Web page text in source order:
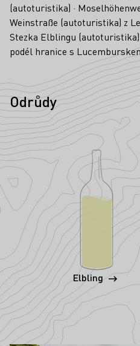
(autoturistika) ·
Weinstraße (autoturistika) z
Stezka Elblingu
podél hranice s
Odrůdy
Elbling